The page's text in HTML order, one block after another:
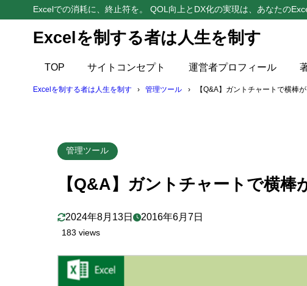
Excelでの消耗に、終止符を。 QOL向上とDX化の実現は、あなたの
Excelを制する者は人生を制す
TOP サイトコンセプト 運営者プロフィール
Excelを制する者は人生を制す 管理ツール 【Q&A】ガントチャートで横棒
管理ツール
【Q&A】ガントチャートで横
2024年8月13日 2016年6月7日
183 views
目次
1 コンタクトフォー
【その1】横棒グ